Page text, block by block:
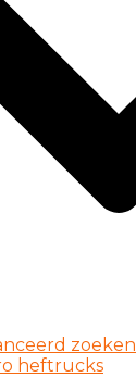
zoeken
heftrucks